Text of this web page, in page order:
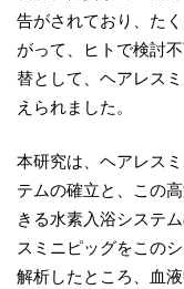
告がされており、た
がって、ヒトで検討
替として、ヘアレス
えられました。
本研究は、ヘアレス
テムの確立と、この
きる水素入浴システ
スミニピッグをこの
解析したところ、血